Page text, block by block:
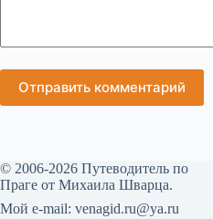
Отправить комментарий
© 2006-2026 Путеводитель по
Праге от Михаила Шварца.
Мой е-mail: venagid.ru@ya.ru